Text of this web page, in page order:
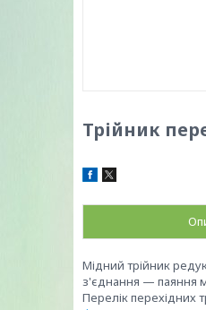
Трійник
Мідний трійник
з'єднання — паяння
Перелік перехідних